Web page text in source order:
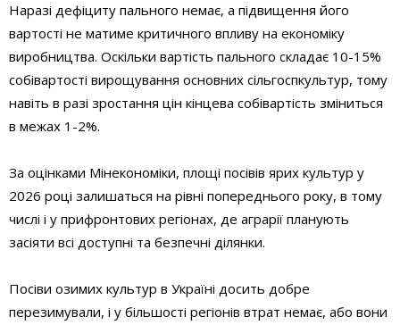
Наразі дефіциту пального немає, а підвищення його
вартості не матиме критичного впливу на економіку
виробництва. Оскільки вартість пального складає 10-15%
собівартості вирощування основних сільгоспкультур, тому
навіть в разі зростання цін кінцева собівартість зміниться
в межах 1-2%.
За оцінками Мінекономіки, площі посівів ярих культур у
2026 році залишаться на рівні попереднього року, в тому
числі і у прифронтових регіонах, де аграрії планують
засіяти всі доступні та безпечні ділянки.
Посіви озимих культур в Україні досить добре
перезимували, і у більшості регіонів втрат немає, або вони